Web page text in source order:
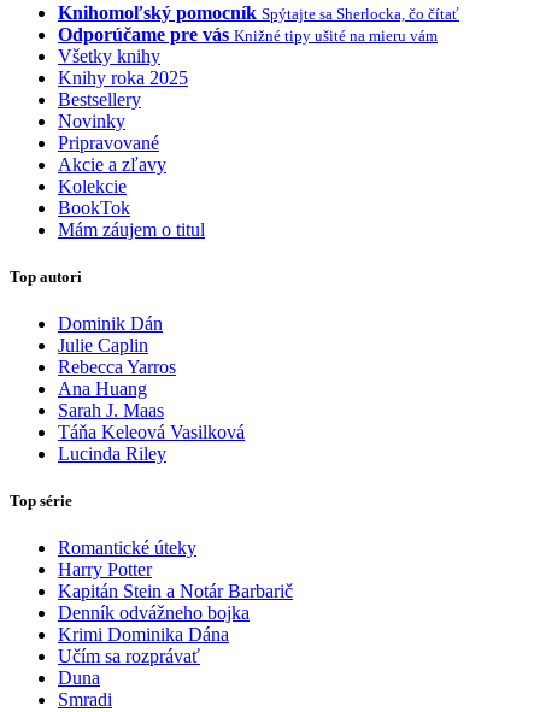
Knihomoľský pomocník Spýtajte sa Sherlocka, čo čítať
Odporúčame pre vás Knižné tipy ušité na mieru vám
Všetky knihy
Knihy roka 2025
Bestsellery
Novinky
Pripravované
Akcie a zľavy
Kolekcie
BookTok
Mám záujem o titul
Top autori
Dominik Dán
Julie Caplin
Rebecca Yarros
Ana Huang
Sarah J. Maas
Táňa Keleová Vasilková
Lucinda Riley
Top série
Romantické úteky
Harry Potter
Kapitán Stein a Notár Barbarič
Denník odvážneho bojka
Krimi Dominika Dána
Učím sa rozprávať
Duna
Smradi